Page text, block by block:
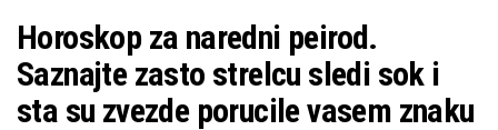
Horoskop za naredni peirod.
Saznajte zasto strelcu sledi sok i
sta su zvezde porucile vasem znaku